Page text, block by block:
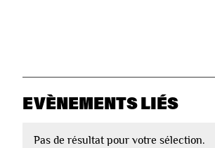
EVÈNEMENTS LIÉS
Pas de résultat pour votre sélection.